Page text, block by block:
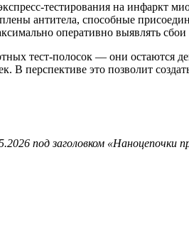
тестирования на инфаркт
антитела, способные
оперативно выявлять
тест-полосок — они остаются
перспективе это позволит
под заголовком «Наноцепочки